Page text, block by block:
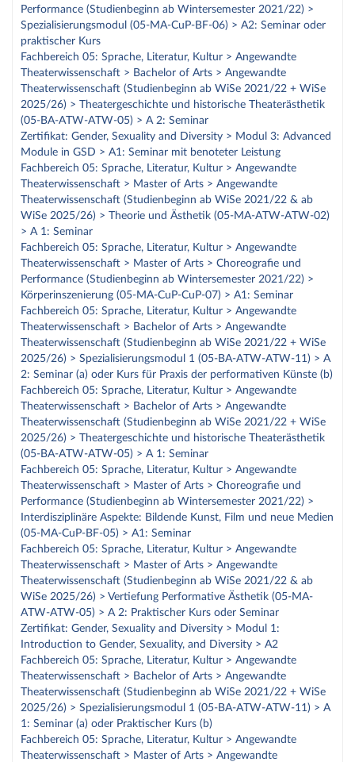
Performance (Studienbeginn ab Wintersemester 2021/22) >
Spezialisierungsmodul (05-MA-CuP-BF-06) > A2: Seminar oder
praktischer Kurs
Fachbereich 05: Sprache, Literatur, Kultur > Angewandte
Theaterwissenschaft > Bachelor of Arts > Angewandte
Theaterwissenschaft (Studienbeginn ab WiSe 2021/22 + WiSe
2025/26) > Theatergeschichte und historische Theaterästhetik
(05-BA-ATW-ATW-05) > A 2: Seminar
Zertifikat: Gender, Sexuality and Diversity > Modul 3: Advanced
Module in GSD > A1: Seminar mit benoteter Leistung
Fachbereich 05: Sprache, Literatur, Kultur > Angewandte
Theaterwissenschaft > Master of Arts > Angewandte
Theaterwissenschaft (Studienbeginn ab WiSe 2021/22 & ab
WiSe 2025/26) > Theorie und Ästhetik (05-MA-ATW-ATW-02)
> A 1: Seminar
Fachbereich 05: Sprache, Literatur, Kultur > Angewandte
Theaterwissenschaft > Master of Arts > Choreografie und
Performance (Studienbeginn ab Wintersemester 2021/22) >
Körperinszenierung (05-MA-CuP-CuP-07) > A1: Seminar
Fachbereich 05: Sprache, Literatur, Kultur > Angewandte
Theaterwissenschaft > Bachelor of Arts > Angewandte
Theaterwissenschaft (Studienbeginn ab WiSe 2021/22 + WiSe
2025/26) > Spezialisierungsmodul 1 (05-BA-ATW-ATW-11) > A
2: Seminar (a) oder Kurs für Praxis der performativen Künste (b)
Fachbereich 05: Sprache, Literatur, Kultur > Angewandte
Theaterwissenschaft > Bachelor of Arts > Angewandte
Theaterwissenschaft (Studienbeginn ab WiSe 2021/22 + WiSe
2025/26) > Theatergeschichte und historische Theaterästhetik
(05-BA-ATW-ATW-05) > A 1: Seminar
Fachbereich 05: Sprache, Literatur, Kultur > Angewandte
Theaterwissenschaft > Master of Arts > Choreografie und
Performance (Studienbeginn ab Wintersemester 2021/22) >
Interdisziplinäre Aspekte: Bildende Kunst, Film und neue Medien
(05-MA-CuP-BF-05) > A1: Seminar
Fachbereich 05: Sprache, Literatur, Kultur > Angewandte
Theaterwissenschaft > Master of Arts > Angewandte
Theaterwissenschaft (Studienbeginn ab WiSe 2021/22 & ab
WiSe 2025/26) > Vertiefung Performative Ästhetik (05-MA-
ATW-ATW-05) > A 2: Praktischer Kurs oder Seminar
Zertifikat: Gender, Sexuality and Diversity > Modul 1:
Introduction to Gender, Sexuality, and Diversity > A2
Fachbereich 05: Sprache, Literatur, Kultur > Angewandte
Theaterwissenschaft > Bachelor of Arts > Angewandte
Theaterwissenschaft (Studienbeginn ab WiSe 2021/22 + WiSe
2025/26) > Spezialisierungsmodul 1 (05-BA-ATW-ATW-11) > A
1: Seminar (a) oder Praktischer Kurs (b)
Fachbereich 05: Sprache, Literatur, Kultur > Angewandte
Theaterwissenschaft > Master of Arts > Angewandte